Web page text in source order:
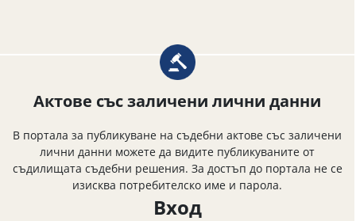
Актове със заличени лични данни
В портала за публикуване на съдебни актове със заличени
лични данни можете да видите публикуваните от
съдилищата съдебни решения. За достъп до портала не се
изисква потребителско име и парола.
Вход